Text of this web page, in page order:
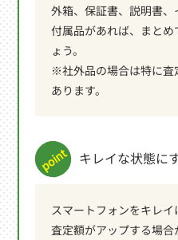
外箱、保証書、説明書
付属品があれば、まと
ょう。
※社外品の場合は特に査
あります。
キレイな状態に
スマートフォンをキレイ
査定額がアップする場合